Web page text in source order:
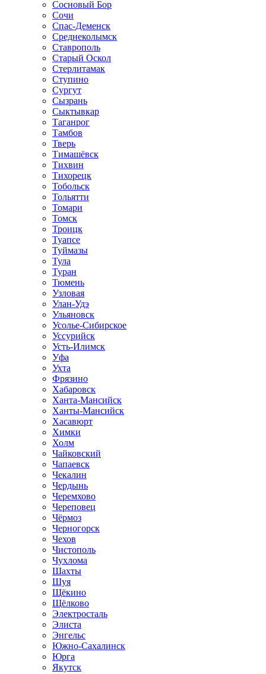
Сосновый Бор
Сочи
Спас-Деменск
Среднеколымск
Ставрополь
Старый Оскол
Стерлитамак
Ступино
Сургут
Сызрань
Сыктывкар
Таганрог
Тамбов
Тверь
Тимашёвск
Тихвин
Тихорецк
Тобольск
Тольятти
Томари
Томск
Троицк
Туапсе
Туймазы
Тула
Туран
Тюмень
Узловая
Улан-Удэ
Ульяновск
Усолье-Сибирское
Уссурийск
Усть-Илимск
Уфа
Ухта
Фрязино
Хабаровск
Ханта-Мансийск
Ханты-Мансийск
Хасавюрт
Химки
Холм
Чайковский
Чапаевск
Чекалин
Чердынь
Черемхово
Череповец
Чёрмоз
Черногорск
Чехов
Чистополь
Чухлома
Шахты
Шуя
Щёкино
Щёлково
Электросталь
Элиста
Энгельс
Южно-Сахалинск
Юрга
Якутск